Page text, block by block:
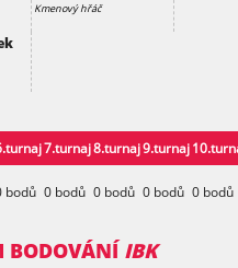
Kmenový hřáč
7.turnaj8.turnaj9.turnaj
bodů 0 bodů 0 bodů 0 bodů 0 bodů
BODOVÁNÍ IBK